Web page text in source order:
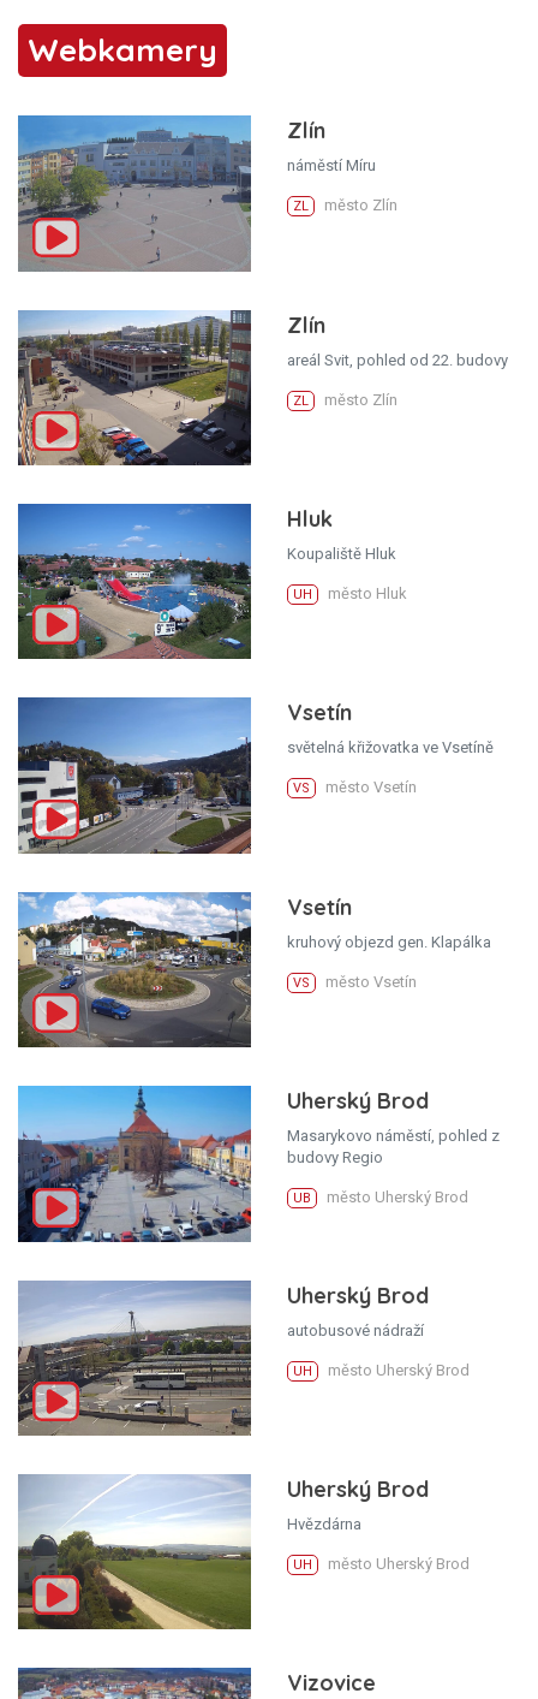
Webkamery
Zlín
náměstí Míru
ZL město Zlín
Zlín
areál Svit, pohled od 22. budovy
ZL město Zlín
Hluk
Koupaliště Hluk
UH město Hluk
Vsetín
světelná křižovatka ve Vsetíně
VS město Vsetín
Vsetín
kruhový objezd gen. Klapálka
VS město Vsetín
Uherský Brod
Masarykovo náměstí, pohled z
budovy Regio
UB město Uherský Brod
Uherský Brod
autobusové nádraží
UH město Uherský Brod
Uherský Brod
Hvězdárna
UH město Uherský Brod
Vizovice